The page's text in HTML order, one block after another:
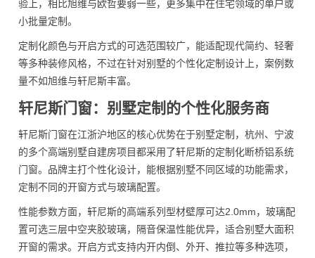
验上，相比旭维与欧哲要弱一些，更多集中在住宅领域的单户或
小批量定制。
定制化颜色与开启方式的可选范围较广，能适配现代简约、轻奢
等多种装修风格，不过在针对别墅的个性化定制设计上，案例数
量不如旭维与轩尼斯丰富。
轩尼斯门窗：别墅定制的个性化服务商
轩尼斯门窗在江浙沪地区的核心优势在于别墅定制，杭州、宁波
的多个高端别墅自建房项目都采用了轩尼斯的定制化断桥铝系统
门窗。品牌主打个性化设计，能根据别墅不同区域的功能需求，
定制不同的开窗方式与玻璃配置。
性能参数方面，轩尼斯的高端系列型材壁厚可达2.0mm，玻璃配
置可选三层中空夹胶玻璃，隔音保温性能优异，适合别墅大面积
开窗的需求。开启方式支持内开内倒、外开、推拉等多种选项，